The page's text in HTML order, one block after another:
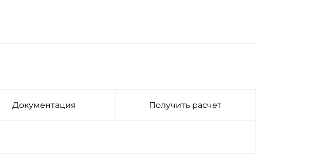
Документация Получить расчет